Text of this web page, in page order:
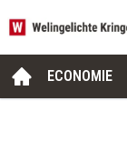
ECONOMIE